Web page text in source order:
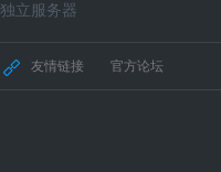
独立服务器
友情链接 官方论坛